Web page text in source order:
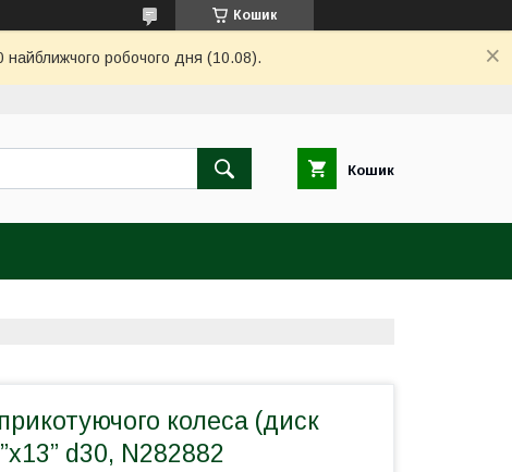
Кошик
найближчого робочого дня (10.08).
Кошик
колеса (диск
d30, N282882